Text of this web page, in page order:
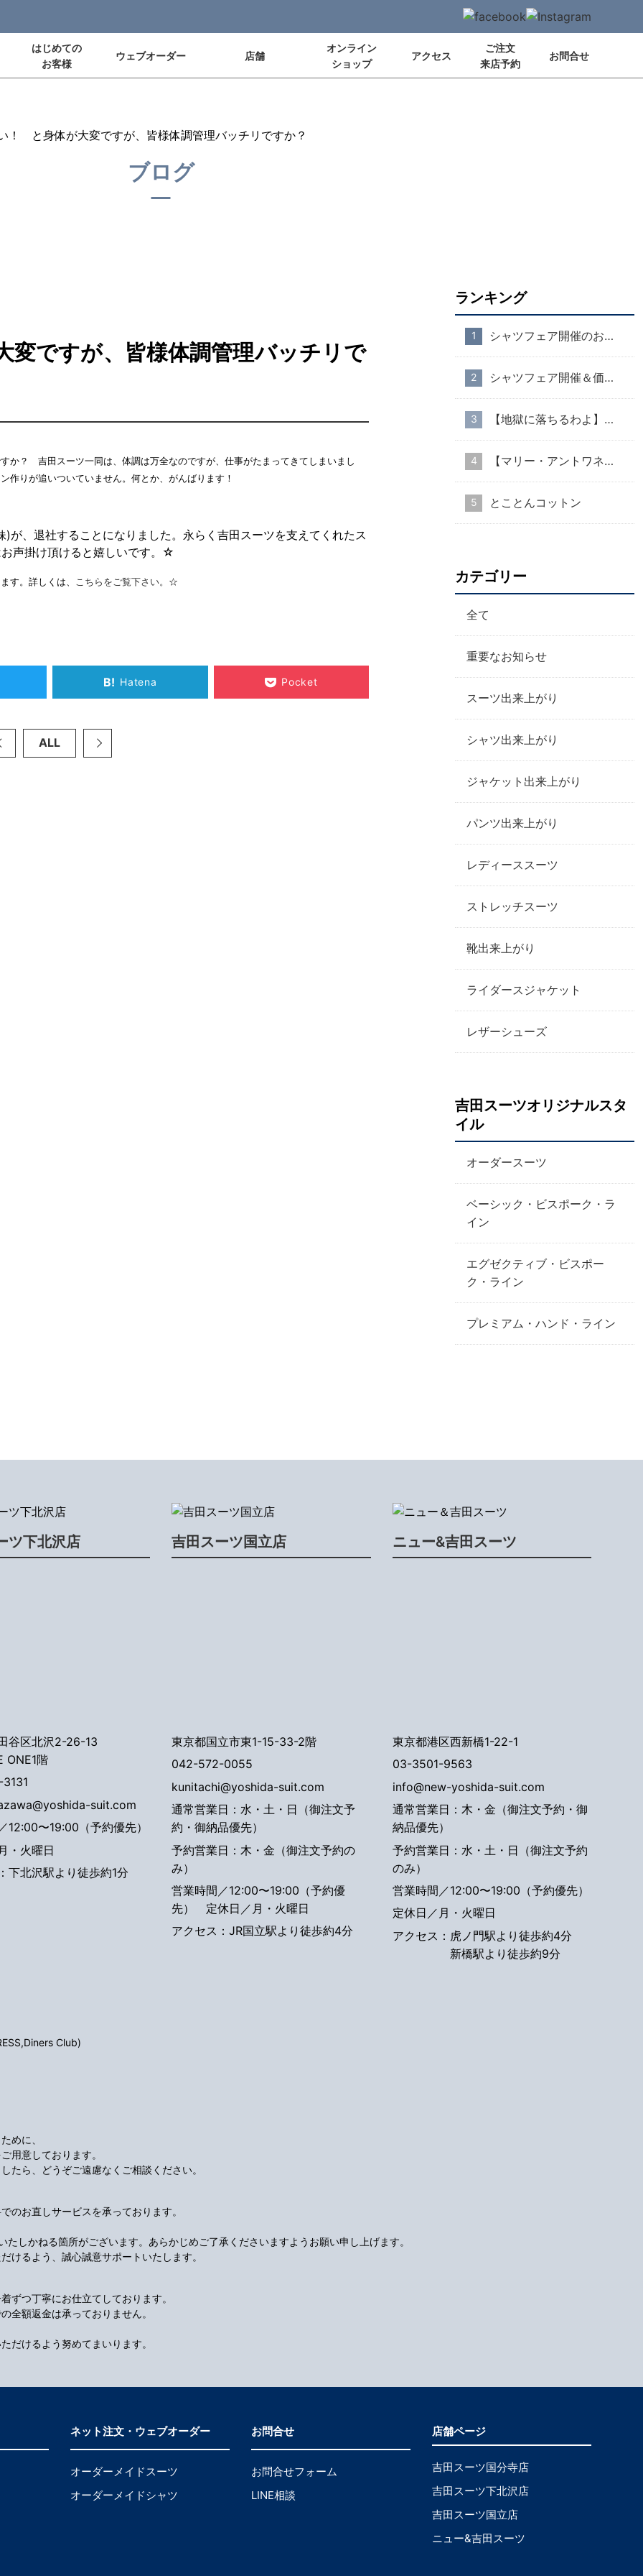
はじめての
お客様
ウェブオーダー 店舗
オンライン
ショップ
アクセス
ご注文
来店予約
お問合せ
！ と身体が大変ですが、皆様体調管理バッチリですか？
ブログ
ですが、皆様体調管理バッチリで
？ 吉田スーツ一同は、体調は万全なのですが、仕事がたまってきてしまいまし
作りが追いついていません。何とか、がんばります！
、退社することになりました。永らく吉田スーツを支えてくれたス
声掛け頂けると嬉しいです。☆
す。詳しくは、 こちらをご覧下さい。 ☆
B! Hatena Pocket
ALL
ランキング
シャツフェア開催のお知らせ
シャツフェア開催＆価格改定のお知らせ
【地獄に落ちるわよ】衣装協力のお知らせ
【マリー・アントワネット・スタイル】part１
とことんコットン
カテゴリー
全て
重要なお知らせ
スーツ出来上がり
シャツ出来上がり
ジャケット出来上がり
パンツ出来上がり
レディーススーツ
ストレッチスーツ
靴出来上がり
ライダースジャケット
レザーシューズ
吉田スーツオリジナルスタ
イル
オーダースーツ
ベーシック・ビスポーク・ラ
イン
エグゼクティブ・ビスポー
ク・ライン
プレミアム・ハンド・ライン
ツ下北沢店
谷区北沢2-26-13
ONE1階
suit.com
12:00〜19:00（予約優先）
・火曜日
下北沢駅より徒歩約1分
吉田スーツ国立店
東京都国立市東1-15-33-2階
042-572-0055
kunitachi@yoshida-suit.com
通常営業日：水・土・日（御注文予
約・御納品優先）
予約営業日：木・金（御注文予約の
み）
営業時間／12:00〜19:00（予約優
先） 定休日／月・火曜日
アクセス：JR国立駅より徒歩約4分
ニュー&吉田スーツ
東京都港区西新橋1-22-1
03-3501-9563
info@new-yoshida-suit.com
通常営業日：木・金（御注文予約・御
納品優先）
予約営業日：水・土・日（御注文予約
のみ）
営業時間／12:00〜19:00（予約優先）
定休日／月・火曜日
アクセス： 虎ノ門駅より徒歩約4分
新橋駅より徒歩約9分
Club)
めに、
用意しております。
たら、どうぞご遠慮なくご相談ください。
のお直しサービスを承っております。
しかねる箇所がございます。あらかじめご了承くださいますようお願い申し上げます。
けるよう、誠心誠意サポートいたします。
ずつ丁寧にお仕立てしております。
全額返金は承っておりません。
だけるよう努めてまいります。
ネット注文・ウェブオーダー
オーダーメイドスーツ
オーダーメイドシャツ
お問合せ
お問合せフォーム
LINE相談
店舗ページ
吉田スーツ国分寺店
吉田スーツ下北沢店
吉田スーツ国立店
ニュー&吉田スーツ